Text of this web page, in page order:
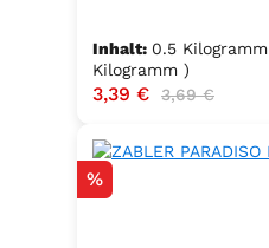
Inhalt: 0.5 Kilogramm
Kilogramm )
Verkaufspreis:
3,39 € Regulärer Preis:
3,69 €
Rabatt
%